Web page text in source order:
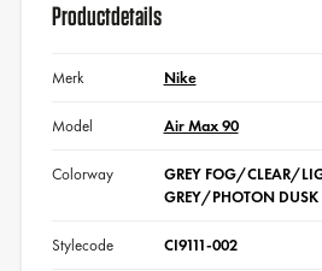
Productdetails
Merk Nike
Model Air Max 90
Colorway
GREY FOG/CLEAR/
GREY/PHOTON DUSK
Stylecode CI9111-002